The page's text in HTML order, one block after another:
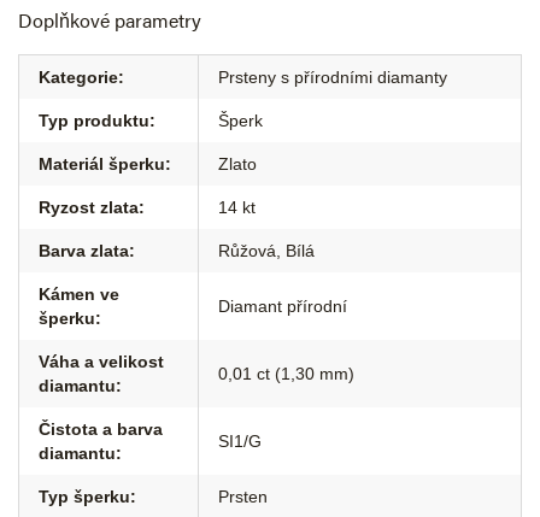
Doplňkové parametry
Kategorie: Prsteny s přírodními diamanty
Typ produktu: Šperk
Materiál šperku: Zlato
Ryzost zlata: 14 kt
Barva zlata: Růžová Bílá
Kámen ve
šperku:
Diamant přírodní
Váha a velikost
diamantu:
0,01 ct (1,30 mm)
Čistota a barva
diamantu:
SI1/G
Typ šperku: Prsten